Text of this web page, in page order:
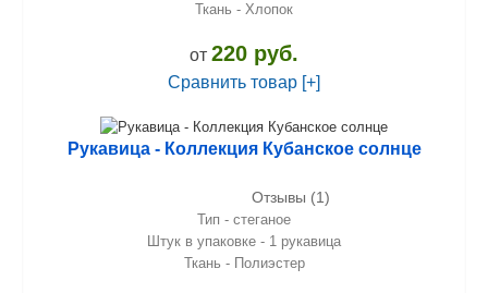
Ткань - Хлопок
от 220 руб.
Сравнить товар [+]
Рукавица - Коллекция Кубанское солнце
Отзывы (1)
Тип - стеганое
Штук в упаковке - 1 рукавица
Ткань - Полиэстер